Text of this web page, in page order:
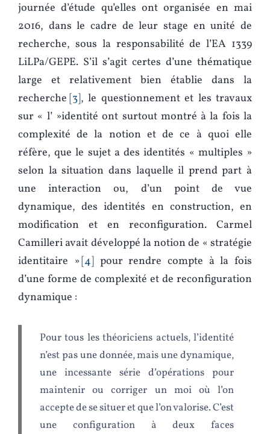
journée d’étude qu’elles ont organisée en mai
2016, dans le cadre de leur stage en unité de
recherche, sous la responsabilité de l’EA 1339
LiLPa/GEPE. S’il s’agit certes d’une thématique
large et relativement bien établie dans la
recherche 3 , le questionnement et les travaux
sur « l’ »identité ont surtout montré à la fois la
complexité de la notion et de ce à quoi elle
réfère, que le sujet a des identités « multiples »
selon la situation dans laquelle il prend part à
une interaction ou, d’un point de vue
dynamique, des identités en construction, en
modification et en reconfiguration. Carmel
Camilleri avait développé la notion de « stratégie
identitaire » 4
pour rendre compte à la fois
d’une forme de complexité et de reconfiguration
dynamique :
Pour tous les théoriciens actuels, l’identité
n’est pas une donnée, mais une dynamique,
une incessante série d’opérations pour
maintenir ou corriger un moi où l’on
accepte de se situer et que l’on valorise. C’est
une configuration à deux faces